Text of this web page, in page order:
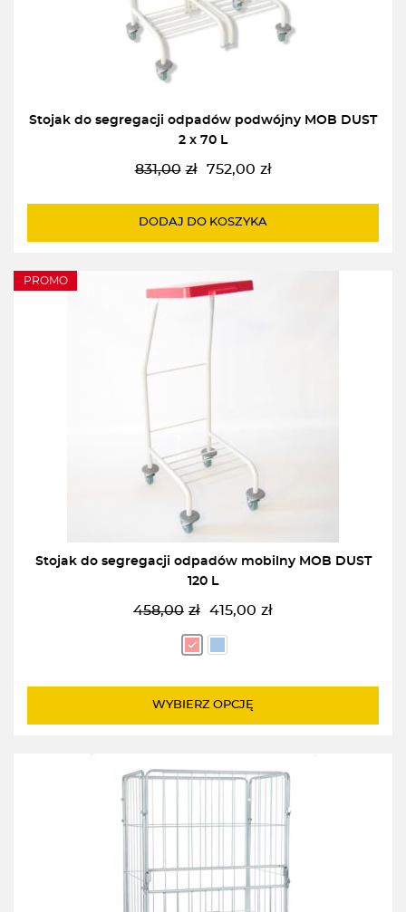
Stojak do segregacji odpadów podwójny MOB DUST
2 x 70 L
831,00 zł
Pierwotna
wynosiła:
752,00 zł
Aktualna
wynosi:
DODAJ DO KOSZYKA
PROMO
Stojak do segregacji odpadów mobilny MOB DUST
120 L
458,00 zł
Pierwotna
cena
wynosiła:
415,00 zł
Aktualna
cena
wynosi:
WYBIERZ OPCJĘ